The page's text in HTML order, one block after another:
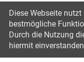
Druckansicht
©2021
Diese Webseite
bestmögliche
Durch die Nutzung
hiermit